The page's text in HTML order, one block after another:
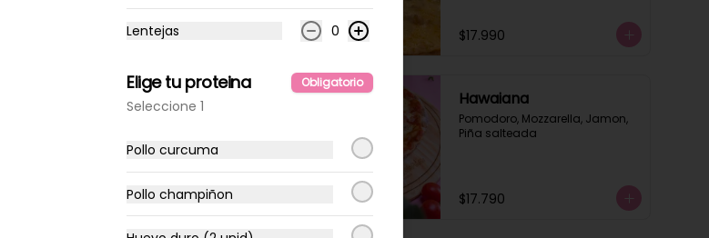
$18.490 $17.990
Gringa
Pepperoni
$18.290
Hawaiana
Pomodoro, Mozzarella, Jamon,
Piña salteada
$17.790
Lentejas 0
Elige tu proteina Obligatorio
Seleccione 1
Pollo curcuma
Pollo champiñon